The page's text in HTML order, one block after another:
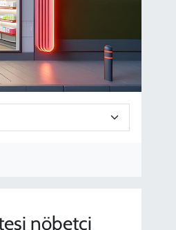
nöbetçi